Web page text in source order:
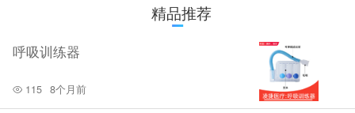
精品推荐
呼吸训练器
115 8个月前